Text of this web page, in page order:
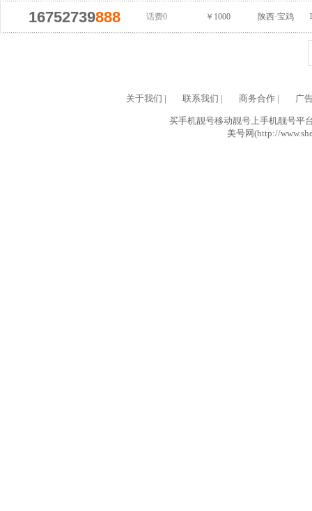
16752739888 话费0 ￥1000 陕西·宝鸡
关于我们 | 联系我们 | 商务合作| 广
买手机靓号移动靓号上手机靓号平
美号网(http://